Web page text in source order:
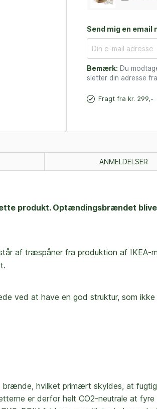
Send mig en email
Bemærk: Du
sletter din adresse
Fragt fra kr. 299,-
ANMELDELSER
produkt. Optændingsbrændet
af træspåner fra produktion af IKEA-
ved at have en god struktur, som
hvilket primært skyldes, at
er derfor helt CO2-neutrale at fyre